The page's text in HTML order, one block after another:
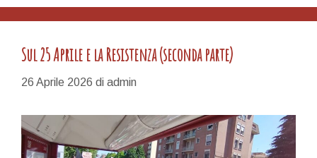
Sul 25 Aprile e la Resistenza (seconda parte)
26 Aprile 2026 di admin